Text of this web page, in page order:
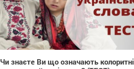
Чи знаєте Ви що означають колоритні